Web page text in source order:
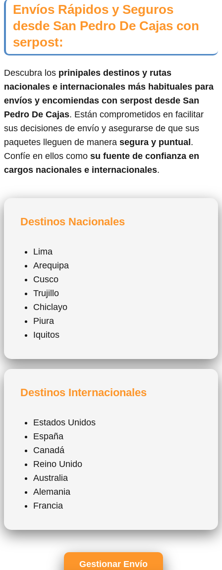
Envíos Rápidos y Seguros
desde San Pedro De Cajas con
serpost:
Descubra los prinipales destinos y rutas
nacionales e internacionales más habituales para
envíos y encomiendas con serpost desde San
Pedro De Cajas. Están comprometidos en facilitar
sus decisiones de envío y asegurarse de que sus
paquetes lleguen de manera segura y puntual .
Confíe en ellos como su fuente de confianza en
cargos nacionales e internacionales.
Destinos Nacionales
Lima
Arequipa
Cusco
Trujillo
Chiclayo
Piura
Iquitos
Destinos Internacionales
Estados Unidos
España
Canadá
Reino Unido
Australia
Alemania
Francia
Gestionar Envío